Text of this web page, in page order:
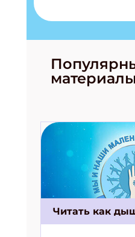
материалы
Читать как
Подпишись на
Получи электронный
подарок!
Укажите имя
Укажите Ваш Email